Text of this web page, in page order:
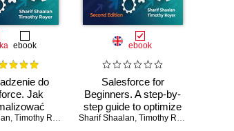
ebook
do
Jak
i marketing.
, Timothy Royer
ebook
Salesforce for
Beginners. A step-by-
step guide to optimize
sales and marketing
Sharif Shaalan, Timothy Royer